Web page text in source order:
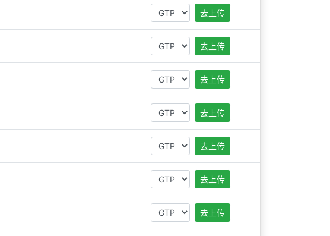
去上传
去上传
去上传
去上传
去上传
去上传
去上传